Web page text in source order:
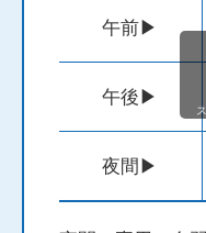
午前▶
午後▶
夜間▶